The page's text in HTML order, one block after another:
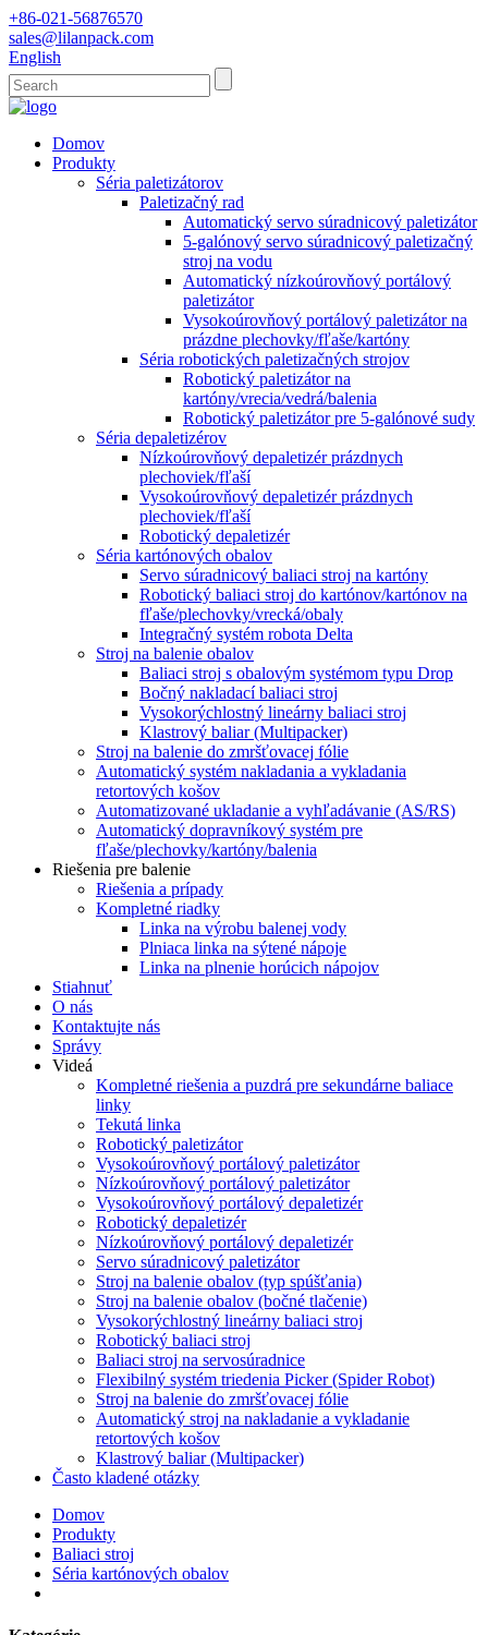
+86-021-56876570
sales@lilanpack.com
English
Domov
Produkty
Séria paletizátorov
Paletizačný rad
Automatický servo súradnicový paletizátor
5-galónový servo súradnicový paletizačný
stroj na vodu
Automatický nízkoúrovňový portálový
paletizátor
Vysokoúrovňový portálový paletizátor na
prázdne plechovky/fľaše/kartóny
Séria robotických paletizačných strojov
Robotický paletizátor na
kartóny/vrecia/vedrá/balenia
Robotický paletizátor pre 5-galónové sudy
Séria depaletizérov
Nízkoúrovňový depaletizér prázdnych
plechoviek/fľaší
Vysokoúrovňový depaletizér prázdnych
plechoviek/fľaší
Robotický depaletizér
Séria kartónových obalov
Servo súradnicový baliaci stroj na kartóny
Robotický baliaci stroj do kartónov/kartónov na
fľaše/plechovky/vrecká/obaly
Integračný systém robota Delta
Stroj na balenie obalov
Baliaci stroj s obalovým systémom typu Drop
Bočný nakladací baliaci stroj
Vysokorýchlostný lineárny baliaci stroj
Klastrový baliar (Multipacker)
Stroj na balenie do zmršťovacej fólie
Automatický systém nakladania a vykladania
retortových košov
Automatizované ukladanie a vyhľadávanie (AS/RS)
Automatický dopravníkový systém pre
fľaše/plechovky/kartóny/balenia
Riešenia pre balenie
Riešenia a prípady
Kompletné riadky
Linka na výrobu balenej vody
Plniaca linka na sýtené nápoje
Linka na plnenie horúcich nápojov
Stiahnuť
O nás
Kontaktujte nás
Správy
Videá
Kompletné riešenia a puzdrá pre sekundárne baliace
linky
Tekutá linka
Robotický paletizátor
Vysokoúrovňový portálový paletizátor
Nízkoúrovňový portálový paletizátor
Vysokoúrovňový portálový depaletizér
Robotický depaletizér
Nízkoúrovňový portálový depaletizér
Servo súradnicový paletizátor
Stroj na balenie obalov (typ spúšťania)
Stroj na balenie obalov (bočné tlačenie)
Vysokorýchlostný lineárny baliaci stroj
Robotický baliaci stroj
Baliaci stroj na servosúradnice
Flexibilný systém triedenia Picker (Spider Robot)
Stroj na balenie do zmršťovacej fólie
Automatický stroj na nakladanie a vykladanie
retortových košov
Klastrový baliar (Multipacker)
Často kladené otázky
Domov
Produkty
Baliaci stroj
Séria kartónových obalov